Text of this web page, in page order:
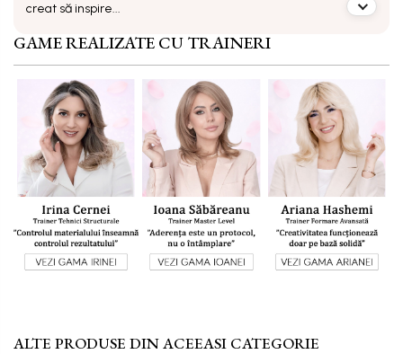
creat să inspire...
GAME REALIZATE CU TRAINERI
ALTE PRODUSE DIN ACEEASI CATEGORIE